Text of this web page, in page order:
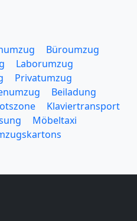
Büroumzug
Laborumzug
Privatumzug
Beiladung
Klaviertransport
Möbeltaxi